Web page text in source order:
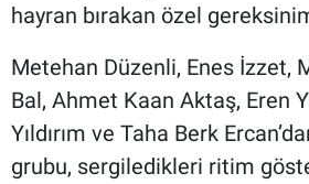
hayran bırakan özel
Metehan Düzenli, Enes İzzet,
Bal, Ahmet Kaan Aktaş, Eren
Yıldırım ve Taha Berk
grubu, sergiledikleri ritim